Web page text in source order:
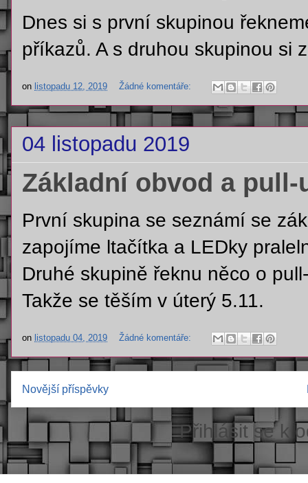
Dnes si s první skupinou
příkazů. A s druhou skupinou si
on listopadu 12, 2019 Žádné komentáře:
04 listopadu 2019
Základní obvod a
První skupina se seznámí se
zapojíme ltačítka a LEDky
Druhé skupině řeknu něco o
Takže se těším v úterý 5.11.
on listopadu 04, 2019 Žádné komentáře:
Novější příspěvky
Přihlásit se k